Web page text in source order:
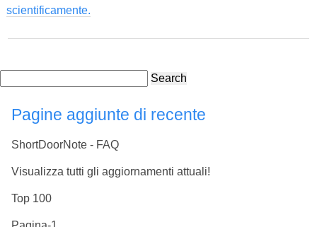
scientificamente.
Search
Pagine aggiunte di recente
ShortDoorNote - FAQ
Visualizza tutti gli aggiornamenti attuali!
Top 100